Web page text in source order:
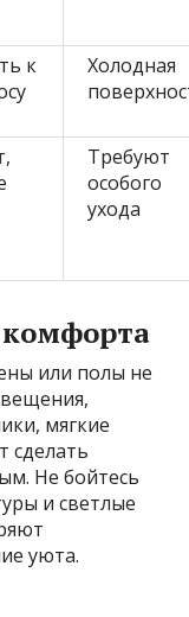
к
Холодная
Требуют
особого
ухода
или полы не
мягкие
сделать
Не бойтесь
и светлые
уюта.